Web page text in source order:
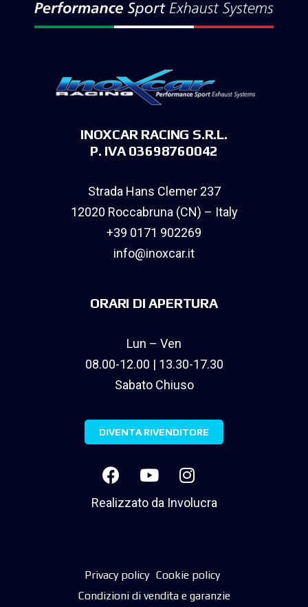
INOXCAR RACING S.R.L.
P. IVA 03698760042
Strada Hans Clemer 237
12020 Roccabruna (CN) – Italy
+39 0171 902269
info@inoxcar.it
ORARI DI APERTURA
Lun – Ven
08.00-12.00 | 13.30-17.30
Sabato Chiuso
DIVENTA RIVENDITORE
Realizzato da Involucra
Privacy policy Cookie policy
Condizioni di vendita e garanzie